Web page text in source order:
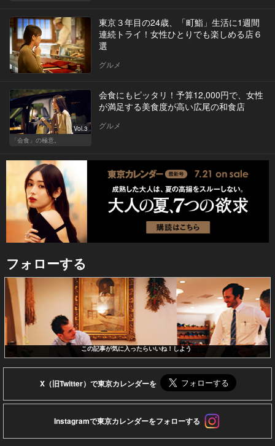
東京３年目の24歳、「町鮨」生活に1週間
連続トライ！女性ひとりでも楽しめる店６
選
グルメ
Vol.3
「会食」の極意。
会食にもピッタリ！予算12,000円で、女性
が満足する美食度が高い広尾の和食店
グルメ
フォローする
この記事が気に入ったらいいね！しよう
X（旧Twitter）で東京カレンダーを
Instagramで東京カレンダーをフォローする